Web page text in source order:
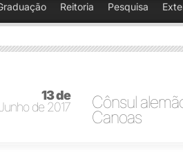
Reitoria Pesquisa
13 de
de 2017
Cônsul
Canoas